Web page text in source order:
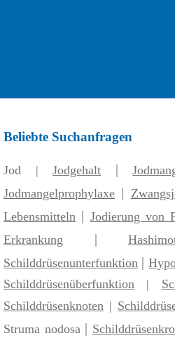
Beliebte Suchanfragen
Jod |Jodgehalt |
Jodmangelprophylaxe |
Lebensmitteln | Jodierung von
Erkrankung |
Schilddrüsenunterfunktion |
Schilddrüsenüberfunktion |
Schilddrüsenknoten |
Struma nodosa |